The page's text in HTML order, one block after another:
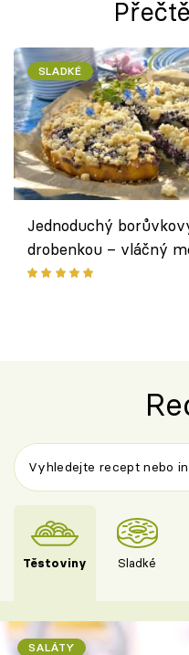
SLADKÉ
Jednoduchý
drobenkou – vláčný
ovoce
Těstoviny Sladké
SALÁTY